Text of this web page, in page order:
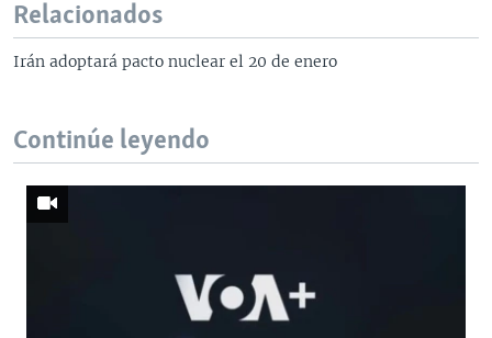
Relacionados
Irán adoptará pacto nuclear el 20 de enero
Continúe leyendo